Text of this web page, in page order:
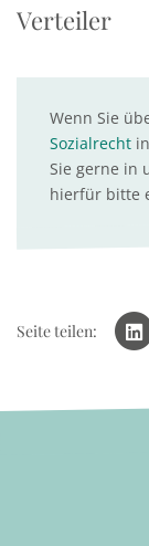
Verteiler
Wenn Sie
Sozialrecht
Sie gerne in
hierfür bitte
Seite teilen: